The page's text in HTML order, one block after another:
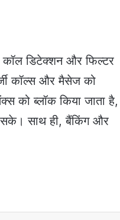
डिटेक्शन और फिल्टर
कॉल्स और मैसेज को
को ब्लॉक किया जाता है,
सके। साथ ही, बैंकिंग और